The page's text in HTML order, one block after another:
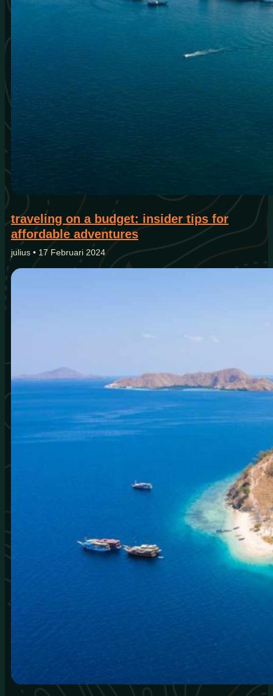
traveling on a budget: insider tips for
affordable adventures
julius • 17 Februari 2024